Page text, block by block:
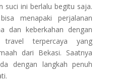
suci ini berlalu begitu saja.
menapaki perjalanan
dan keberkahan dengan
terpercaya yang
dari Bekasi. Saatnya
dengan langkah penuh